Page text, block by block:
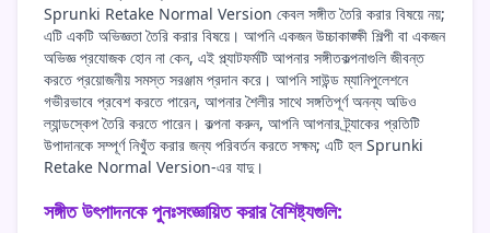
Sprunki Retake Normal Version কেবল সঙ্গীত তৈরি করার বিষয়ে নয়;
এটি একটি অভিজ্ঞতা তৈরি করার বিষয়ে। আপনি একজন উচ্চাকাঙ্ক্ষী শিল্পী বা একজন
অভিজ্ঞ প্রযোজক হোন না কেন, এই প্ল্যাটফর্মটি আপনার সঙ্গীতকল্পনাগুলি জীবন্ত
করতে প্রয়োজনীয় সমস্ত সরঞ্জাম প্রদান করে। আপনি সাউন্ড ম্যানিপুলেশনে
গভীরভাবে প্রবেশ করতে পারেন, আপনার শৈলীর সাথে সঙ্গতিপূর্ণ অনন্য অডিও
ল্যান্ডস্কেপ তৈরি করতে পারেন। কল্পনা করুন, আপনি আপনার ট্র্যাকের প্রতিটি
উপাদানকে সম্পূর্ণ নিখুঁত করার জন্য পরিবর্তন করতে সক্ষম; এটি হল Sprunki
Retake Normal Version-এর যাদু।
সঙ্গীত উৎপাদনকে পুনঃসংজ্ঞায়িত করার বৈশিষ্ট্যগুলি: